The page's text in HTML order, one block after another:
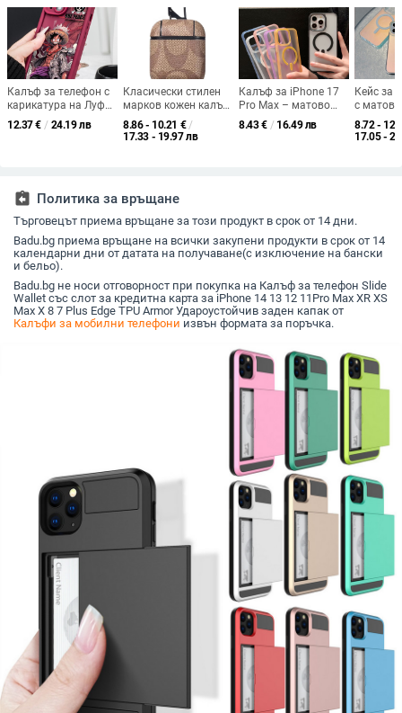
Калъф за телефон с
карикатура на Луфи
за iPhone 14 Pro Max,
13 Pro, 12, 11, X, XS
12.37€ / 24.19 лв
Класически стилен
марков кожен калъф
за AirPods Pro 2,
защита срещу
8.86 - 10.21 € /
17.33 - 19.97 лв
Калъф за iPhone 17
Pro Max – матово
полупрозрачен,
удароустойчив с
8.43€ / 16.49 лв
Кейс за
с матов
ефект и
цвят,
8.72 -
17.05 -
assignment_return Политика за връщане
Търговецът приема връщане за този продукт в срок от 14 дни.
Badu.bg приема връщане на всички закупени продукти в срок от 14
календарни дни от датата на получаване(с изключение на бански
и бельо).
Badu.bg не носи отговорност при покупка на Калъф за телефон Slide
Wallet със слот за кредитна карта за iPhone 14 13 12 11Pro Max XR XS
Max X 8 7 Plus Edge TPU Armor Удароустойчив заден капак от
Калъфи за мобилни телефони извън формата за поръчка.